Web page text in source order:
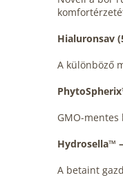
Hialuronsav
A különböző
GMO-
Hydrosella™
A betaint